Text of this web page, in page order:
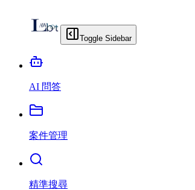
Toggle Sidebar
AI 問答
案件管理
精準搜尋